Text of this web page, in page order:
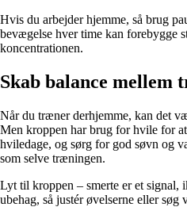
Hvis du arbejder hjemme, så brug
bevægelse hver time kan forebygge
koncentrationen.
Skab balance
Når du træner derhjemme, kan det
Men kroppen har brug for hvile for
hviledage, og sørg for god søvn og
som selve træningen.
Lyt til kroppen – smerte er et signal,
ubehag, så justér øvelserne eller søg